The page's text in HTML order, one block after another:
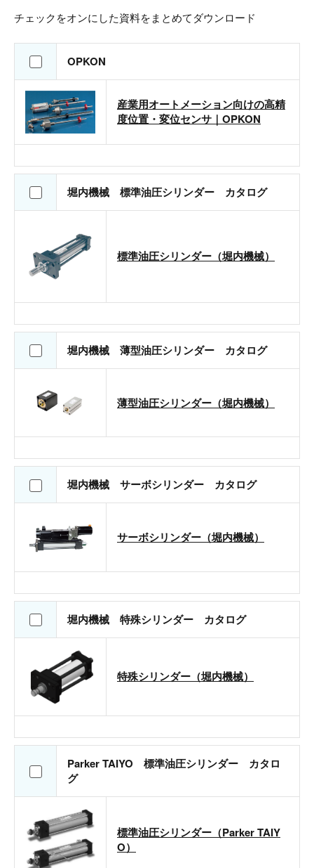
チェックをオンにした資料をまとめてダウンロード
OPKON
産業用オートメーション向けの高精
度位置・変位センサ｜OPKON
堀内機械 標準油圧シリンダー カタログ
標準油圧シリンダー（堀内機械）
堀内機械 薄型油圧シリンダー カタログ
薄型油圧シリンダー（堀内機械）
堀内機械 サーボシリンダー カタログ
サーボシリンダー（堀内機械）
堀内機械 特殊シリンダー カタログ
特殊シリンダー（堀内機械）
Parker TAIYO 標準油圧シリンダー カタロ
グ
標準油圧シリンダー（Parker TAIY
O）